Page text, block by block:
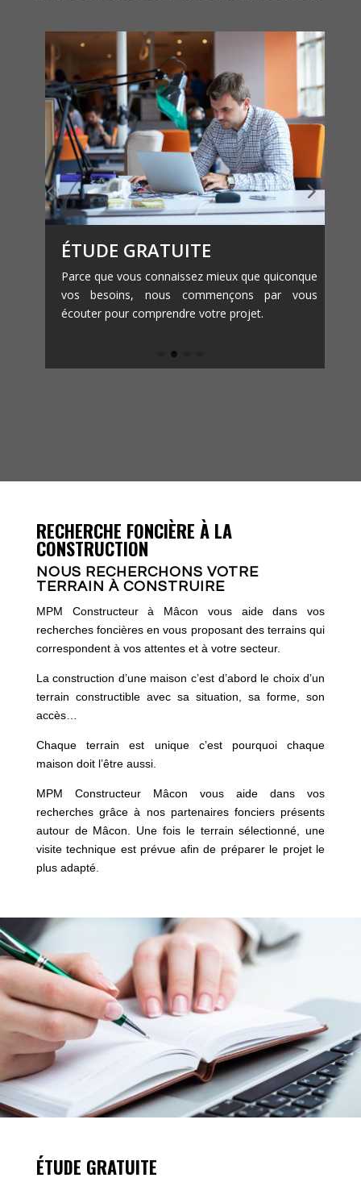
ÉTUDE GRATUITE
Parce que vous connaissez mieux que quiconque
vos besoins, nous commençons par vous
écouter pour comprendre votre projet.
RECHERCHE FONCIÈRE À LA
CONSTRUCTION
NOUS RECHERCHONS VOTRE
TERRAIN À CONSTRUIRE
MPM Constructeur à Mâcon vous aide dans vos
recherches foncières en vous proposant des terrains qui
correspondent à vos attentes et à votre secteur.
La construction d’une maison c’est d’abord le choix d’un
terrain constructible avec sa situation, sa forme, son
accès…
Chaque terrain est unique c’est pourquoi chaque
maison doit l’être aussi.
MPM Constructeur Mâcon vous aide dans vos
recherches grâce à nos partenaires fonciers présents
autour de Mâcon. Une fois le terrain sélectionné, une
visite technique est prévue afin de préparer le projet le
plus adapté.
ÉTUDE GRATUITE